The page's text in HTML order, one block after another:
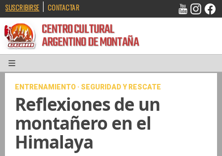
SUSCRIBIRSE | CONTACTAR
CENTRO CULTURAL
ARGENTINO DE MONTAÑA
ENTRENAMIENTO · SEGURIDAD Y RESCATE
Reflexiones de un
montañero en el
Himalaya